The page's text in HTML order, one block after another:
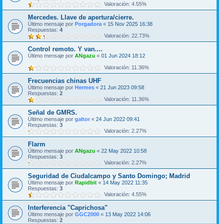
Valoración: 4.55%
Mercedes. Llave de apertura/cierre.
Último mensaje por Porgadora « 15 Nov 2025 16:38
Respuestas: 4
Valoración: 22.73%
Control remoto. Y van....
Último mensaje por ANgazu « 01 Jun 2024 18:12
Valoración: 11.36%
Frecuencias chinas UHF
Último mensaje por Hermes « 21 Jun 2023 09:58
Respuestas: 2
Valoración: 11.36%
Señal de GMRS.
Último mensaje por galtor « 24 Jun 2022 09:41
Respuestas: 3
Valoración: 2.27%
Flarm
Último mensaje por ANgazu « 22 May 2022 10:58
Respuestas: 3
Valoración: 2.27%
Seguridad de Ciudalcampo y Santo Domingo; Madrid
Último mensaje por Rapidbit « 14 May 2022 11:35
Respuestas: 3
Valoración: 4.55%
Interferencia "Caprichosa"
Último mensaje por GGC2000 « 13 May 2022 14:06
Respuestas: 2